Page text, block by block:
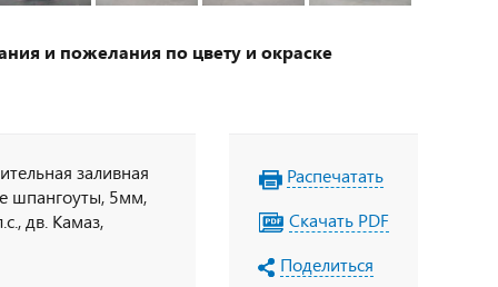
и пожелания по цвету и окраске
заливная
шпангоуты, 5мм,
дв. Камаз,
кнопка
Распечатать
Скачать PDF
Поделиться